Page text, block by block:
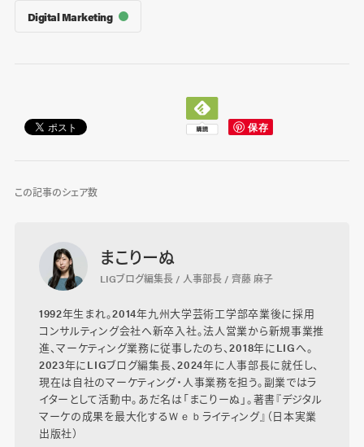
Digital Marketing
この記事のシェア数
まこりーぬ
LIGブログ編集長 / 人事部長 / 齊藤 麻子
1992年生まれ。2014年九州大学芸術工学部卒業後に採用
コンサルティング会社へ新卒入社。法人営業から新規事業推
進、マーケティング業務に従事したのち、2018年にLIGへ。
2023年にLIGブログ編集長、2024年に人事部長に就任し、
現在は自社のマーケティング・人事業務を担う。副業ではラ
イターとして活動中。あだ名は「まこりーぬ」。著書『デジタル
マーケの成果を最大化するＷｅｂライティング』（日本実業
出版社）